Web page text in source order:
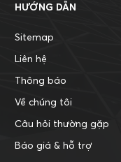
HƯỚNG DẪN
Sitemap
Liên hệ
Thông báo
Về chúng tôi
Câu hỏi thường gặp
Báo giá & hỗ trợ